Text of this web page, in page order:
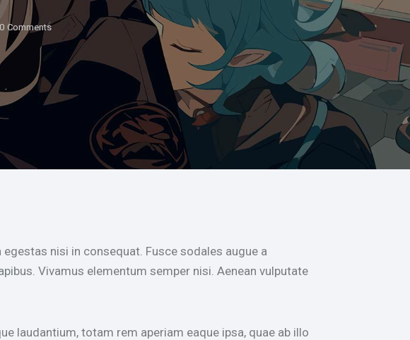
0 Comments
Vivamus elementum semper nisi. Aenean vulputate
laudantium, totam rem aperiam eaque ipsa, quae ab illo